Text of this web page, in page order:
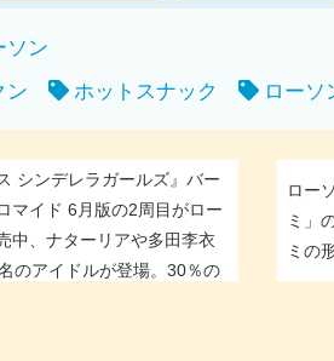
ソン
ン ホットスナック ローソ
シンデレラガールズ』バー
マイド 6月版の2周目がロー
中、ナターリアや多田李衣
のアイドルが登場。30％の
ロー
ミ」
ミの